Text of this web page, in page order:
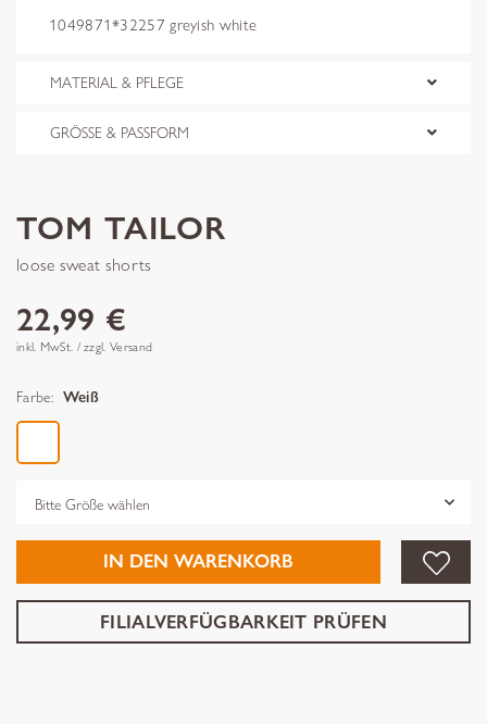
1049871*32257 greyish white
MATERIAL & PFLEGE
GRÖSSE & PASSFORM
TOM TAILOR
loose sweat shorts
22,99 €
inkl. MwSt. / zzgl. Versand
Farbe: Weiß
IN DEN WARENKORB
FILIALVERFÜGBARKEIT PRÜFEN